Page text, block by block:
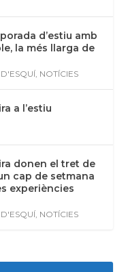
d’estiu amb
la més llarga de
, NOTÍCIES
a l’estiu
donen el tret de
cap de setmana
experiències
, NOTÍCIES